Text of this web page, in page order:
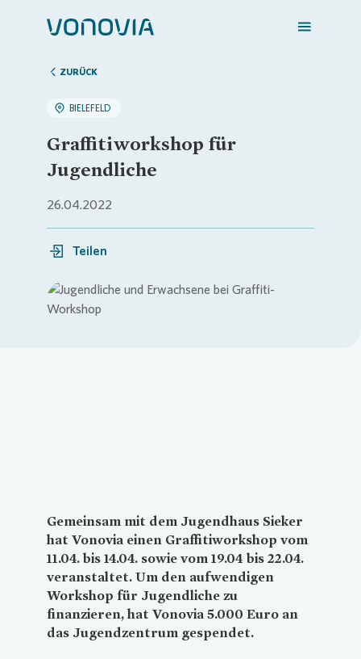
Zuhause finden
Mein Zuhause
Meine Stadt
Weitere Angebote
ZURÜCK
BIELEFELD
Graffitiworkshop für
Jugendliche
26.04.2022
Teilen
Gemeinsam mit dem Jugendhaus Sieker
hat Vonovia einen Graffitiworkshop vom
11.04. bis 14.04. sowie vom 19.04 bis 22.04.
veranstaltet. Um den aufwendigen
Workshop für Jugendliche zu
finanzieren, hat Vonovia 5.000 Euro an
das Jugendzentrum gespendet.